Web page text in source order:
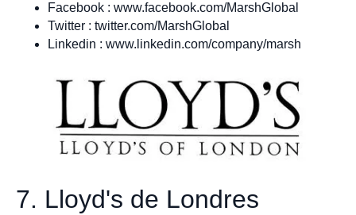
Facebook : www.facebook.com/MarshGlobal
Twitter : twitter.com/MarshGlobal
Linkedin : www.linkedin.com/company/marsh
7. Lloyd's de Londres